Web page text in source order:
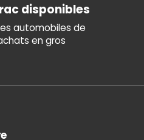
disponibles
automobiles de
en gros